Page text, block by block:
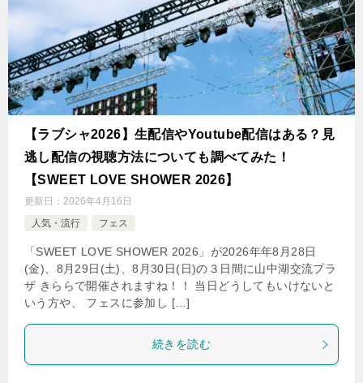
【ラブシャ2026】生配信やYoutube配信はある？見
逃し配信の視聴方法についても調べてみた！
【SWEET LOVE SHOWER 2026】
更新日： 2026年4月16日
人気・流行
フェス
「SWEET LOVE SHOWER 2026」が2026年年8月28日
(金)、8月29日(土)、8月30日(日)の３日間に山中湖交流プラ
ザ きららで開催されますね！！ 当日どうしてもいけないと
いう方や、 フェスに参加し […]
続きを読む